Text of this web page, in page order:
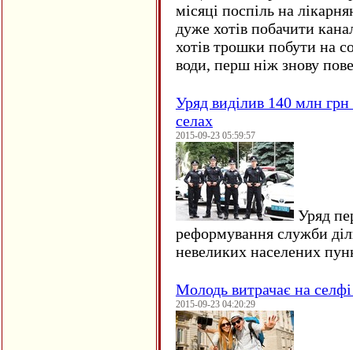
місяці поспіль на
дуже хотів побачити
хотів трошки побути на
води, перш ніж знову
Уряд виділив 140 млн
селах
2015-09-23 05:59:57
Уряд
реформування служби
невеликих населених
Молодь витрачає на
2015-09-23 04:20:29